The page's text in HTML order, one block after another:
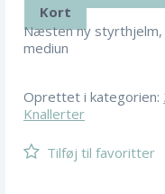
Kort
Næsten ny
mediun
Oprettet i kategorien:
Knallerter
Tilføj til favoritter